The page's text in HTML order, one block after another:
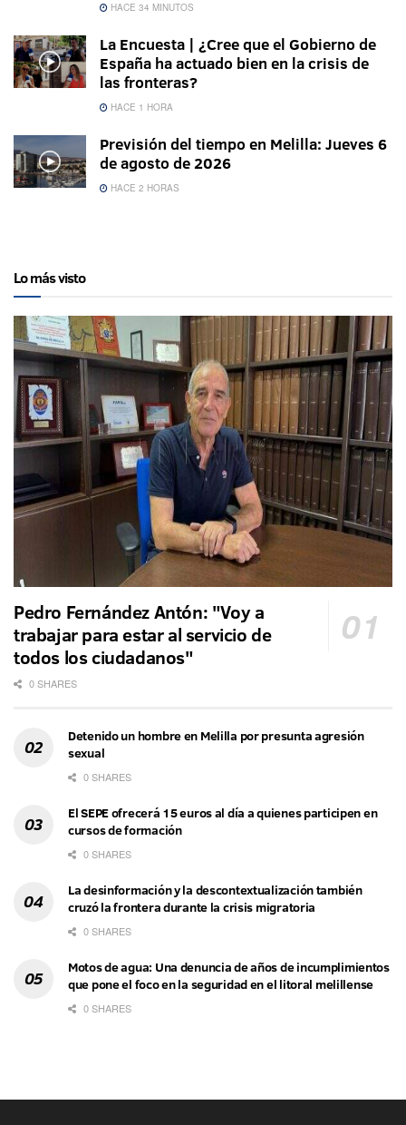
HACE 34 MINUTOS
La Encuesta | ¿Cree que el Gobierno de
España ha actuado bien en la crisis de
las fronteras?
HACE 1 HORA
Previsión del tiempo en Melilla: Jueves 6
de agosto de 2026
HACE 2 HORAS
Lo más visto
Pedro Fernández Antón: "Voy a
trabajar para estar al servicio de
todos los ciudadanos"
0 SHARES
Detenido un hombre en Melilla por presunta agresión
sexual
0 SHARES
El SEPE ofrecerá 15 euros al día a quienes participen en
cursos de formación
0 SHARES
La desinformación y la descontextualización también
cruzó la frontera durante la crisis migratoria
0 SHARES
Motos de agua: Una denuncia de años de incumplimientos
que pone el foco en la seguridad en el litoral melillense
0 SHARES